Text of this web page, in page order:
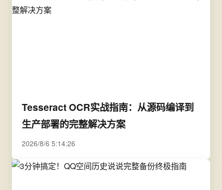
Tesseract OCR实战指南：从源码编译到
生产部署的完整解决方案
2026/8/6 5:14:26